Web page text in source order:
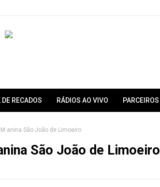
DE RECADOS RÁDIOS AO VIVO PARCEIROS
anina São João de Limoeiro
São João de Limoeiro